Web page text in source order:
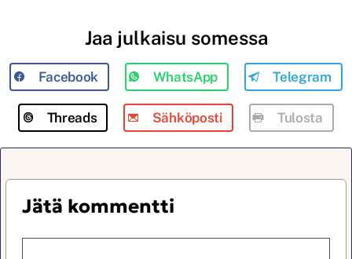
Jaa julkaisu somessa
Facebook WhatsApp Telegram
Threads Sähköposti Tulosta
Jätä kommentti